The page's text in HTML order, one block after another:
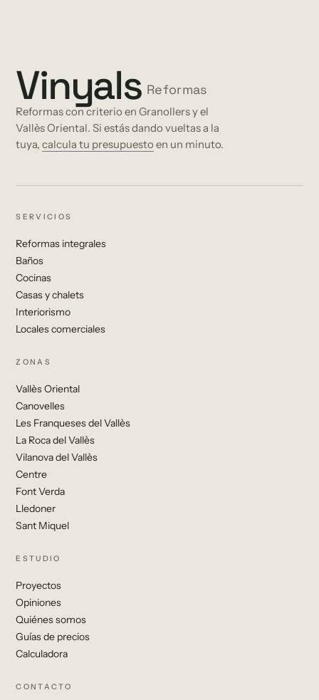
Vinyals Reformas
Reformas con criterio en Granollers y el
Vallès Oriental. Si estás dando vueltas a la
tuya,calcula tu presupuesto en un minuto.
SERVICIOS
Reformas integrales
Baños
Cocinas
Casas y chalets
Interiorismo
Locales comerciales
ZONAS
Vallès Oriental
Canovelles
Les Franqueses del Vallès
La Roca del Vallès
Vilanova del Vallès
Centre
Font Verda
Lledoner
Sant Miquel
ESTUDIO
Proyectos
Opiniones
Quiénes somos
Guías de precios
Calculadora
CONTACTO